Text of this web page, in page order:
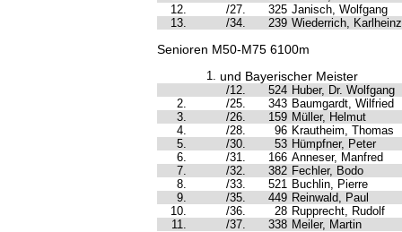
12.
/27. 325 Janisch, Wolfgang
13.
/34. 239 Wiederrich, Karlheinz
Senioren M50-M75 6100m
1. und Bayerischer Meister
/12. 524 Huber, Dr. Wolfgang
2.
/25. 343 Baumgardt, Wilfried
3.
/26. 159 Müller, Helmut
4.
/28. 96 Krautheim, Thomas
5.
/30. 53 Hümpfner, Peter
6.
/31. 166 Anneser, Manfred
7.
/32. 382 Fechler, Bodo
8.
/33. 521 Buchlin, Pierre
9.
/35. 449 Reinwald, Paul
10.
/36. 28 Rupprecht, Rudolf
11.
/37. 338 Meiler, Martin